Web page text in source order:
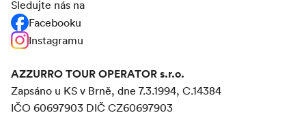
Sledujte nás na
Facebooku
Instagramu
AZZURRO TOUR OPERATOR s.r.o.
Zapsáno u KS v Brně, dne 7.3.1994, C.14384
IČO 60697903 DIČ CZ60697903